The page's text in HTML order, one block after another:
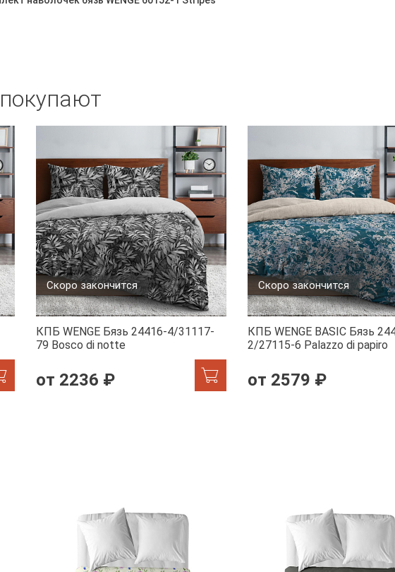
Скоро закончится
КПБ WENGE Бязь 24416-4/31117-
79 Bosco di notte
от 2236 ₽
Скоро закончится
КПБ WENGE BASIC Бязь
2/27115-6 Palazzo di papiro
от 2579 ₽